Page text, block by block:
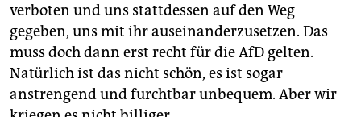
verboten und uns stattdessen auf den Weg
gegeben, uns mit ihr auseinanderzusetzen. Das
muss doch dann erst recht für die AfD gelten.
Natürlich ist das nicht schön, es ist sogar
anstrengend und furchtbar unbequem. Aber wir